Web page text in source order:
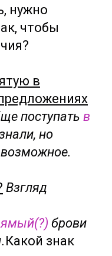
нужно
чтобы
в
поступать в
но
возможное.
Взгляд
брови
Какой знак